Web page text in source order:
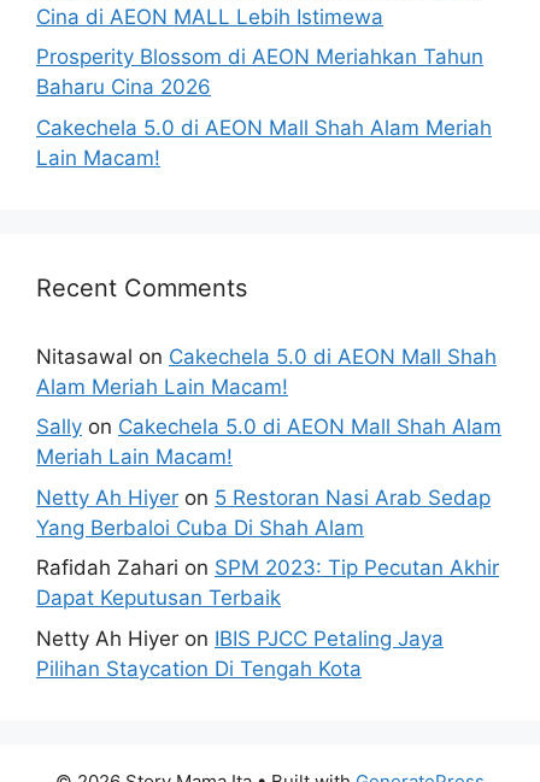
Cina di AEON MALL Lebih Istimewa
Prosperity Blossom di AEON Meriahkan Tahun
Baharu Cina 2026
Cakechela 5.0 di AEON Mall Shah Alam Meriah
Lain Macam!
Recent Comments
Nitasawal on Cakechela 5.0 di AEON Mall Shah
Alam Meriah Lain Macam!
Sally on Cakechela 5.0 di AEON Mall Shah Alam
Meriah Lain Macam!
Netty Ah Hiyer on 5 Restoran Nasi Arab Sedap
Yang Berbaloi Cuba Di Shah Alam
Rafidah Zahari on SPM 2023: Tip Pecutan Akhir
Dapat Keputusan Terbaik
Netty Ah Hiyer on IBIS PJCC Petaling Jaya
Pilihan Staycation Di Tengah Kota